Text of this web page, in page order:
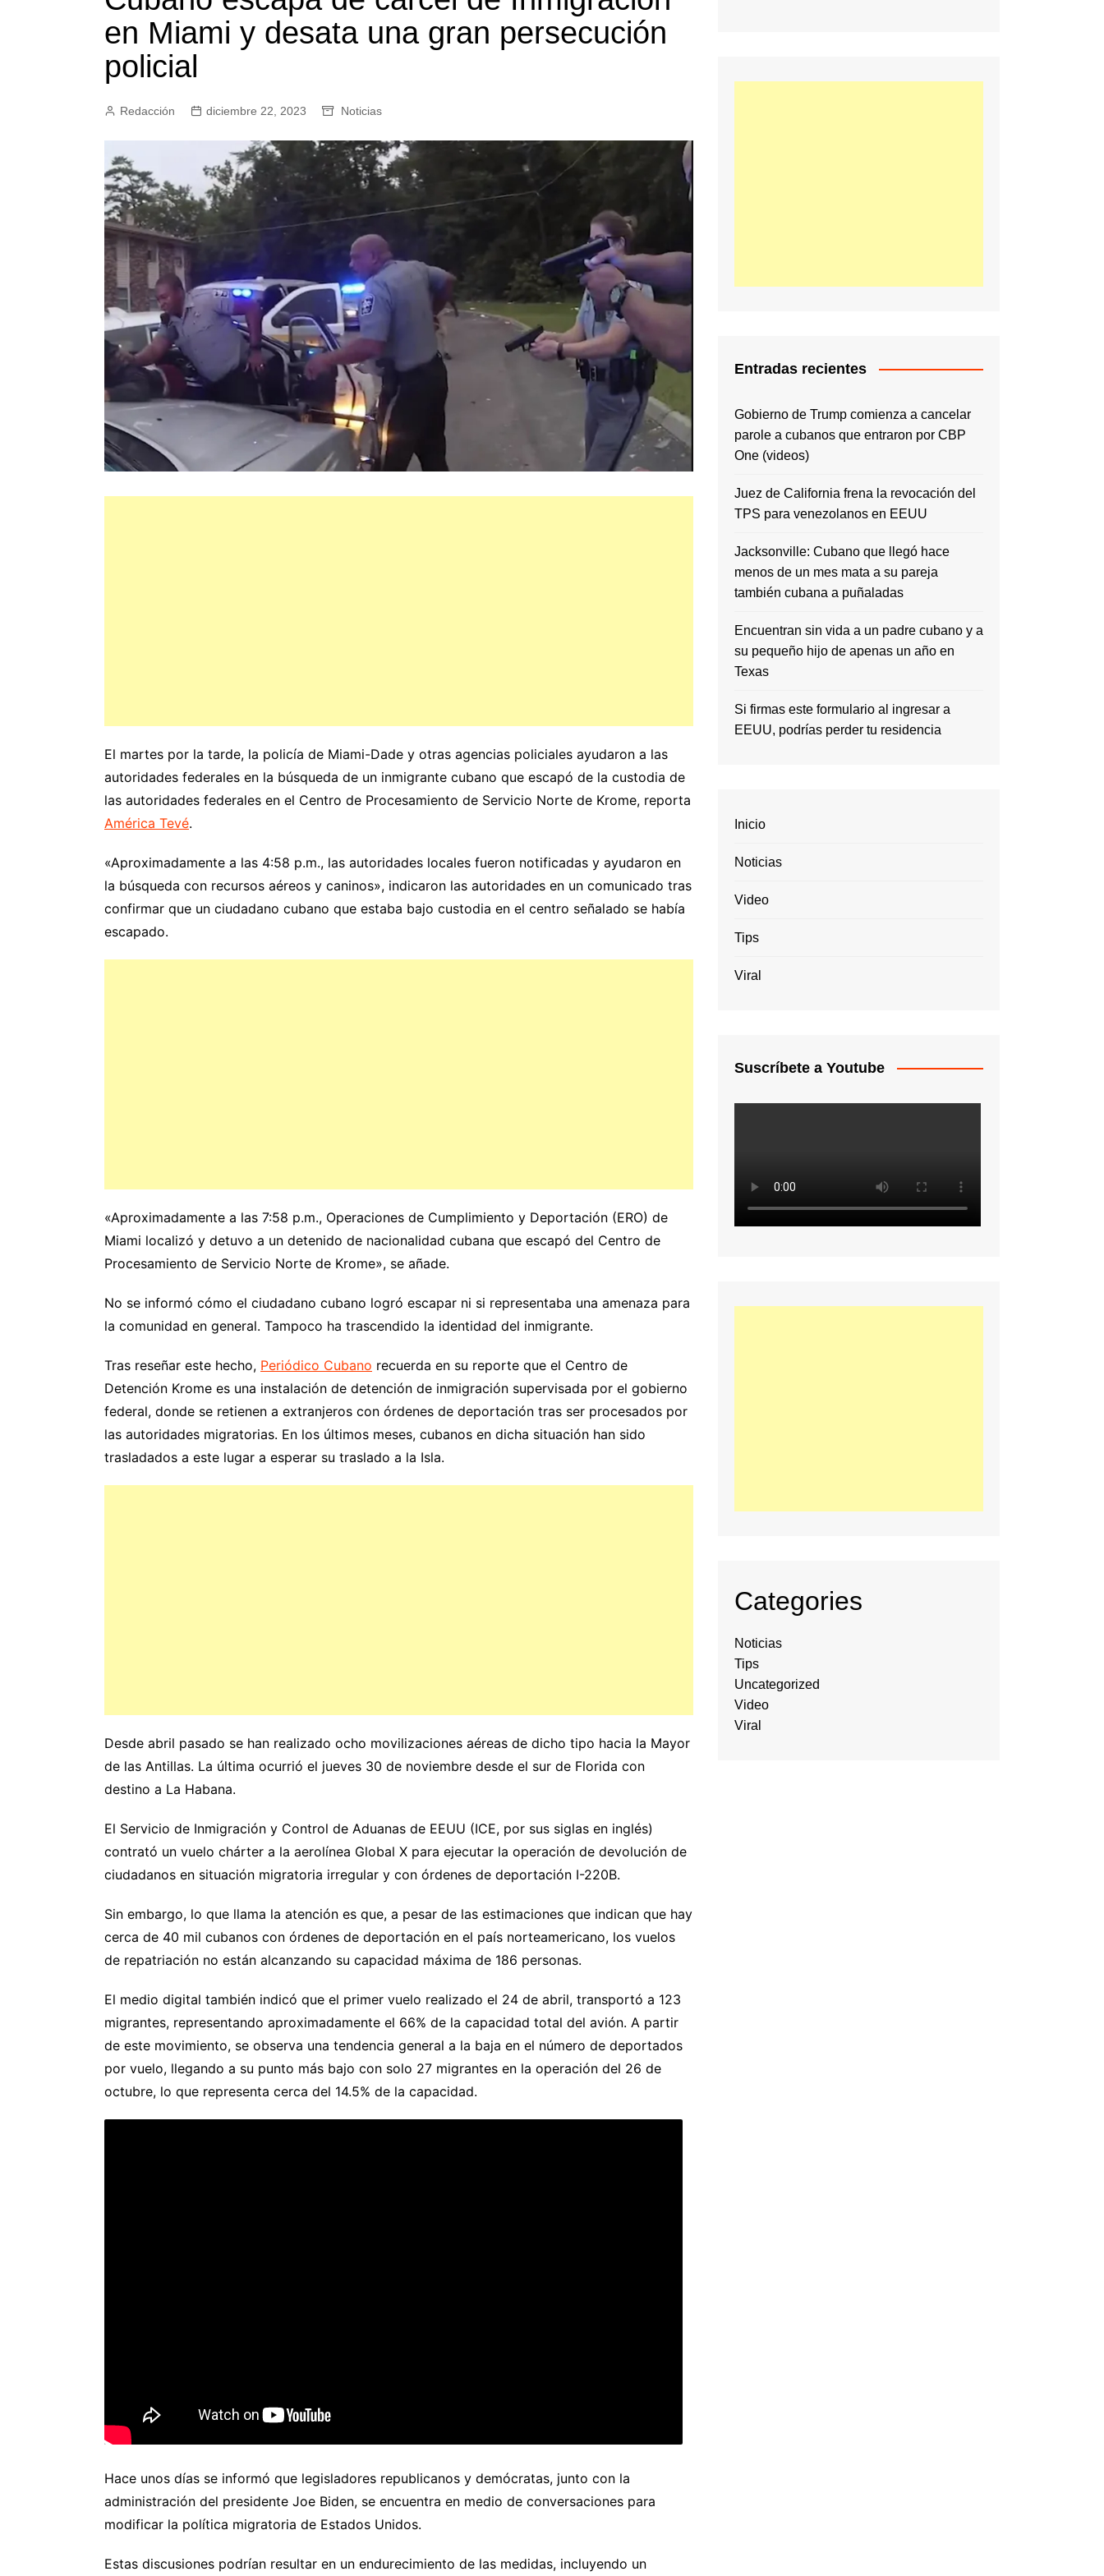
en Miami y desata una gran persecución
policial
Redacción diciembre 22, 2023 Noticias
El martes por la tarde, la policía de Miami-Dade y otras agencias policiales ayudaron a las
autoridades federales en la búsqueda de un inmigrante cubano que escapó de la custodia de
las autoridades federales en el Centro de Procesamiento de Servicio Norte de Krome, reporta
América Tevé.
«Aproximadamente a las 4:58 p.m., las autoridades locales fueron notificadas y ayudaron en
la búsqueda con recursos aéreos y caninos», indicaron las autoridades en un comunicado tras
confirmar que un ciudadano cubano que estaba bajo custodia en el centro señalado se había
escapado.
«Aproximadamente a las 7:58 p.m., Operaciones de Cumplimiento y Deportación (ERO) de
Miami localizó y detuvo a un detenido de nacionalidad cubana que escapó del Centro de
Procesamiento de Servicio Norte de Krome», se añade.
No se informó cómo el ciudadano cubano logró escapar ni si representaba una amenaza para
la comunidad en general. Tampoco ha trascendido la identidad del inmigrante.
Tras reseñar este hecho, Periódico Cubano recuerda en su reporte que el Centro de
Detención Krome es una instalación de detención de inmigración supervisada por el gobierno
federal, donde se retienen a extranjeros con órdenes de deportación tras ser procesados por
las autoridades migratorias. En los últimos meses, cubanos en dicha situación han sido
trasladados a este lugar a esperar su traslado a la Isla.
Desde abril pasado se han realizado ocho movilizaciones aéreas de dicho tipo hacia la Mayor
de las Antillas. La última ocurrió el jueves 30 de noviembre desde el sur de Florida con
destino a La Habana.
El Servicio de Inmigración y Control de Aduanas de EEUU (ICE, por sus siglas en inglés)
contrató un vuelo chárter a la aerolínea Global X para ejecutar la operación de devolución de
ciudadanos en situación migratoria irregular y con órdenes de deportación I-220B.
Sin embargo, lo que llama la atención es que, a pesar de las estimaciones que indican que hay
cerca de 40 mil cubanos con órdenes de deportación en el país norteamericano, los vuelos
de repatriación no están alcanzando su capacidad máxima de 186 personas.
El medio digital también indicó que el primer vuelo realizado el 24 de abril, transportó a 123
migrantes, representando aproximadamente el 66% de la capacidad total del avión. A partir
de este movimiento, se observa una tendencia general a la baja en el número de deportados
por vuelo, llegando a su punto más bajo con solo 27 migrantes en la operación del 26 de
octubre, lo que representa cerca del 14.5% de la capacidad.
Hace unos días se informó que legisladores republicanos y demócratas, junto con la
administración del presidente Joe Biden, se encuentra en medio de conversaciones para
modificar la política migratoria de Estados Unidos.
Estas discusiones podrían resultar en un endurecimiento de las medidas, incluyendo un
Entradas recientes
Gobierno de Trump comienza a cancelar
parole a cubanos que entraron por CBP
One (videos)
Juez de California frena la revocación del
TPS para venezolanos en EEUU
Jacksonville: Cubano que llegó hace
menos de un mes mata a su pareja
también cubana a puñaladas
Encuentran sin vida a un padre cubano y a
su pequeño hijo de apenas un año en
Texas
Si firmas este formulario al ingresar a
EEUU, podrías perder tu residencia
Inicio
Noticias
Video
Tips
Viral
Suscríbete a Youtube
Categories
Noticias
Tips
Uncategorized
Video
Viral